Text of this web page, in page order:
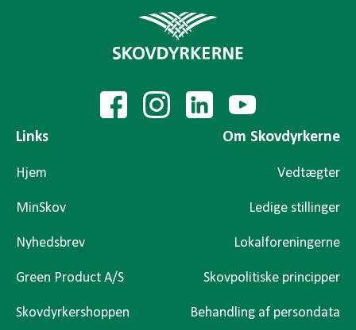
Links
Hjem
MinSkov
Nyhedsbrev
Green Product A/S
Skovdyrkershoppen
Om Skovdyrkerne
Vedtægter
Ledige stillinger
Lokalforeningerne
Skovpolitiske principper
Behandling af persondata